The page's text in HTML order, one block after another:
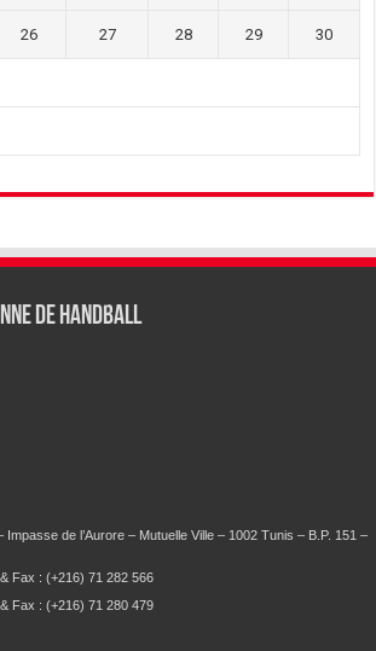
26 27 28 29 30
de Handball
Impasse de l’Aurore – Mutuelle Ville – 1002 Tunis – B.P. 151 –
Fax : (+216) 71 282 566
Fax : (+216) 71 280 479